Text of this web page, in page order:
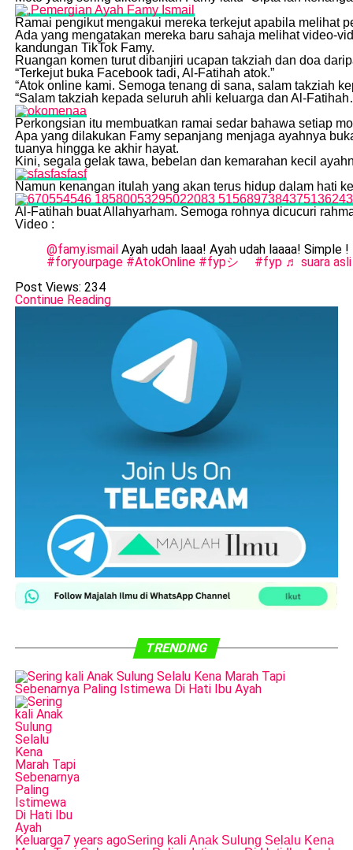
Ramai pengikut mengakui mereka terkejut apabila melihat
Ada yang mengatakan mereka baru sahaja melihat video-
kandungan TikTok Famy.
Ruangan komen turut dibanjiri ucapan takziah dan doa
“Terkejut buka Facebook tadi, Al-Fatihah atok.”
“Atok online kami. Semoga tenang di sana, salam takziah
“Salam takziah kepada seluruh ahli keluarga dan Al-
Perkongsian itu membuatkan ramai sedar bahawa setiap
Apa yang dilakukan Famy sepanjang menjaga ayahnya
tuanya hingga ke akhir hayat.
Kini, segala gelak tawa, bebelan dan kemarahan kecil
Namun kenangan itulah yang akan terus hidup dalam hati
Al-Fatihah buat Allahyarham. Semoga rohnya dicucuri
Video :
@famy.ismailAyah udah laaa! Ayah udah laaaa! Simple
#foryourpage #AtokOnline #fypシ゚ #fyp ♬ suara
Post Views: 234
Continue Reading
TRENDING
Keluarga7 years agoSering kali Anak Sulung Selalu Kena